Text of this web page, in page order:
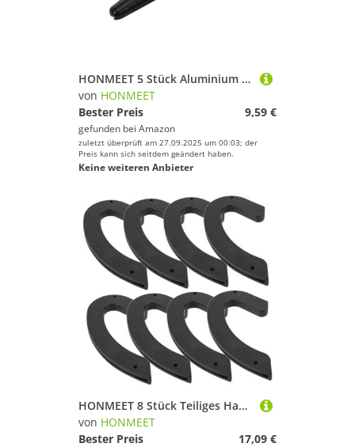
Windsurfing
HONMEET
HONMEET 5 Stück Aluminium Dartschäfte mit Gewinde Professionelle Metall Dartstiele Einfach zu Montieren Entfernen Mittelgroß Flexibel für Verschiedene Dartspiele und Turniere Schwarz
von HONMEET
Bester Preis
9,59 €
gefunden bei Amazon
zuletzt überprüft am 27.09.2025 um 00:03; der
Preis kann sich seitdem geändert haben.
Keine weiteren Anbieter
HONMEET 8 Stück Teiliges Hantelstangen schutzset Wandmontage Hantelschutz Abdeckung für Langhantelablage Gym Hantelhalter Sleeve Langlebig Sicher Platzsparend
von HONMEET
Bester Preis
17,09 €